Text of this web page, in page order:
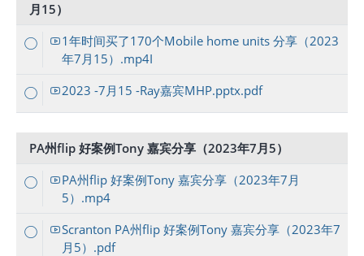
月15）
1年时间买了170个Mobile home units 分享（2023
年7月15）.mp4I
2023 -7月15 -Ray嘉宾MHP.pptx.pdf
PA州flip 好案例Tony 嘉宾分享（2023年7月5）
PA州flip 好案例Tony 嘉宾分享（2023年7月
5）.mp4
Scranton PA州flip 好案例Tony 嘉宾分享（2023年7
月5）.pdf